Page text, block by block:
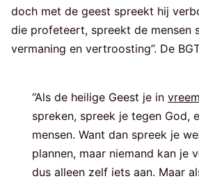
doch met de geest spreekt hij
die profeteert, spreekt de mensen
vermaning en vertroosting”. De
“Als de heilige Geest je in
spreken, spreek je tegen God,
mensen. Want dan spreek je
plannen, maar niemand kan je
dus alleen zelf iets aan. Maar